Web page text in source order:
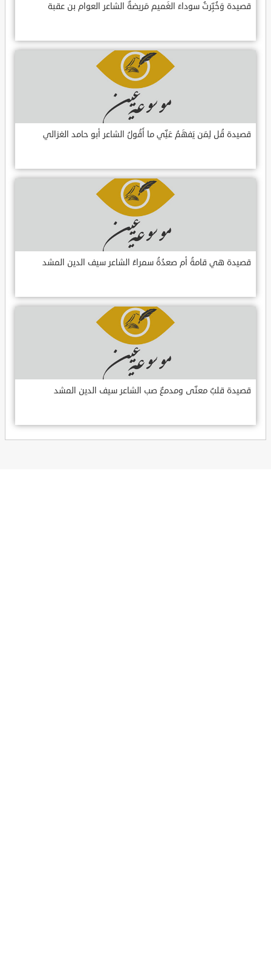
قصيدة وَخُبِّرتُ سوداءَ الغَميم مَريضةٌ الشاعر العوام بن عقبة
قصيدة قُل لِمَن يَفهَمُ عَنِّي ما أَقُولُ الشاعر أبو حامد الغزالي
قصيدة هي قامةُ أم صعدُةُ سمراءُ الشاعر سيف الدين المشد
قصيدة قلبٌ معنّى ومدمعٌ صب الشاعر سيف الدين المشد